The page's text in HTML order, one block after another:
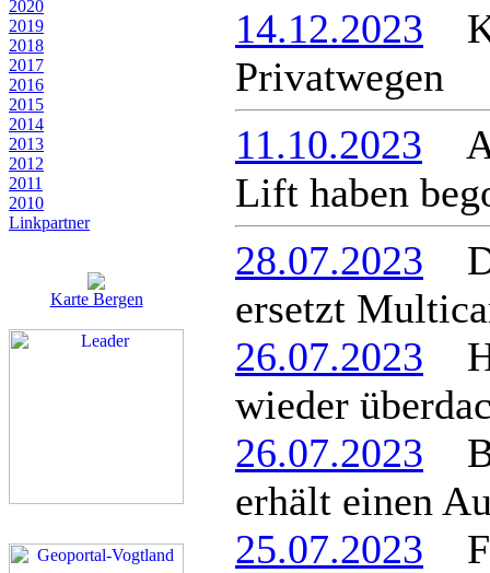
2020
2019
2018
2017
2016
2015
2014
2013
2012
2011
2010
Linkpartner
Karte Bergen
14.12.2023
Privatwegen
11.10.2023
Lift haben
28.07.2023
ersetzt
26.07.2023
wieder
26.07.2023
erhält einen
25.07.2023